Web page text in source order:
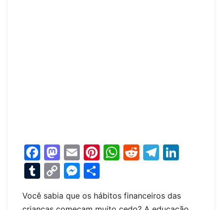
F
a
c
e
M
a
st
o
E
m
ai
l
Pi
e
W
s
R
di
T
gr e
T
m
C
p
M
s ar
Você sabia que os hábitos financeiros das